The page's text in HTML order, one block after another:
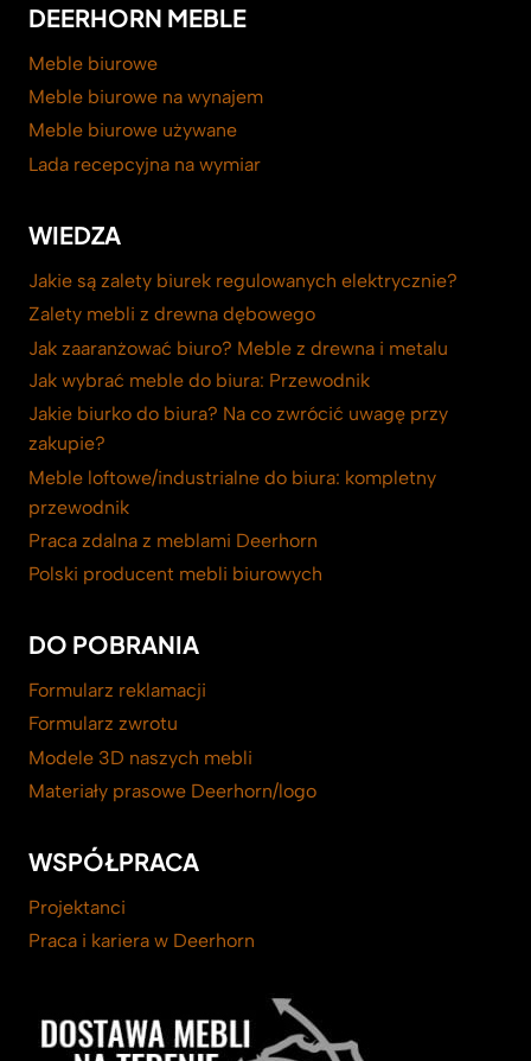
DEERHORN MEBLE
Meble biurowe
Meble biurowe na wynajem
Meble biurowe używane
Lada recepcyjna na wymiar
WIEDZA
Jakie są zalety biurek regulowanych elektrycznie?
Zalety mebli z drewna dębowego
Jak zaaranżować biuro? Meble z drewna i metalu
Jak wybrać meble do biura: Przewodnik
Jakie biurko do biura? Na co zwrócić uwagę przy
zakupie?
Meble loftowe/industrialne do biura: kompletny
przewodnik
Praca zdalna z meblami Deerhorn
Polski producent mebli biurowych
DO POBRANIA
Formularz reklamacji
Formularz zwrotu
Modele 3D naszych mebli
Materiały prasowe Deerhorn/logo
WSPÓŁPRACA
Projektanci
Praca i kariera w Deerhorn